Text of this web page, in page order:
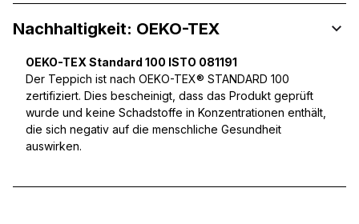
Nachhaltigkeit: OEKO-TEX
OEKO-TEX Standard 100 ISTO 081191
Der Teppich ist nach OEKO-TEX® STANDARD 100
zertifiziert. Dies bescheinigt, dass das Produkt geprüft
wurde und keine Schadstoffe in Konzentrationen enthält,
die sich negativ auf die menschliche Gesundheit
auswirken.